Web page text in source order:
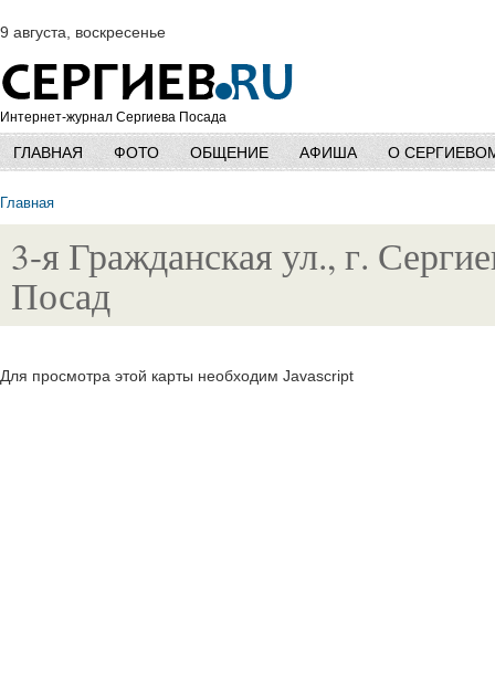
9 августа, воскресенье
Интернет-журнал Сергиева Посада
ГЛАВНАЯ ФОТО ОБЩЕНИЕ АФИША О
Главная
3-я Гражданская ул., г.
Посад
Для просмотра этой карты необходим Javascript